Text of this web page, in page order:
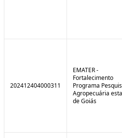
202412404000311
EMATER -
Fortalecimento
Programa
Agropecuária
de Goiás